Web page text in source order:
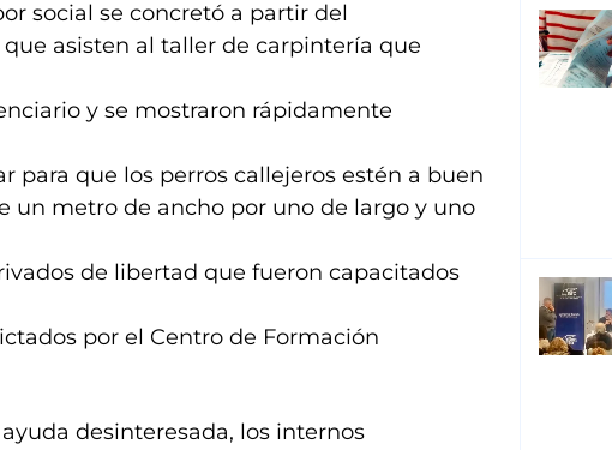
social se concretó a partir del
asisten al taller de carpintería que
y se mostraron rápidamente
para que los perros callejeros estén a buen
un metro de ancho por uno de largo y uno
de libertad que fueron capacitados
por el Centro de Formación
desinteresada, los internos